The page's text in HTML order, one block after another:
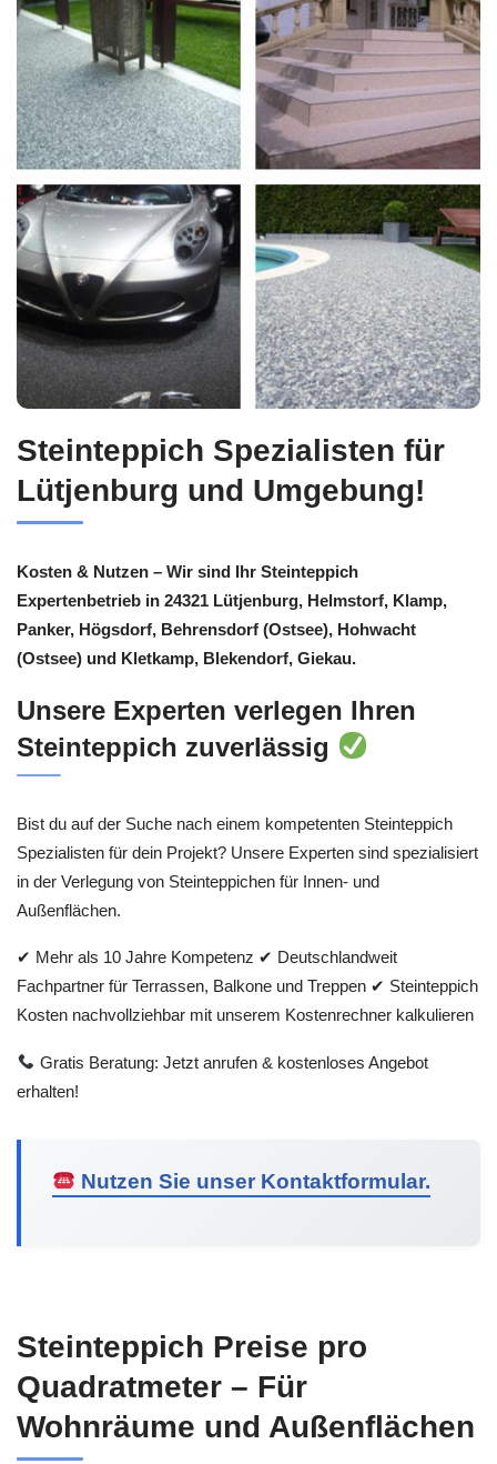
Steinteppich Spezialisten für
Lütjenburg und Umgebung!
Kosten & Nutzen – Wir sind Ihr Steinteppich
Expertenbetrieb in 24321 Lütjenburg, Helmstorf, Klamp,
Panker, Högsdorf, Behrensdorf (Ostsee), Hohwacht
(Ostsee) und Kletkamp, Blekendorf, Giekau.
Unsere Experten verlegen Ihren
Steinteppich zuverlässig
Bist du auf der Suche nach einem kompetenten Steinteppich
Spezialisten für dein Projekt? Unsere Experten sind spezialisiert
in der Verlegung von Steinteppichen für Innen- und
Außenflächen.
✔ Mehr als 10 Jahre Kompetenz ✔ Deutschlandweit
Fachpartner für Terrassen, Balkone und Treppen ✔ Steinteppich
Kosten nachvollziehbar mit unserem Kostenrechner kalkulieren
Gratis Beratung: Jetzt anrufen & kostenloses Angebot
erhalten!
Nutzen Sie unser Kontaktformular.
Steinteppich Preise pro
Quadratmeter – Für
Wohnräume und Außenflächen